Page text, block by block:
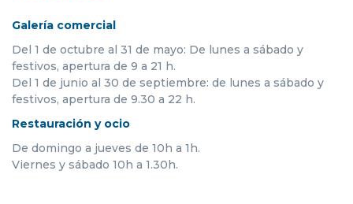
Galería comercial
Del 1 de octubre al 31 de mayo: De lunes a sábado y
festivos, apertura de 9 a 21 h.
Del 1 de junio al 30 de septiembre: de lunes a sábado y
festivos, apertura de 9.30 a 22 h.
Restauración y ocio
De domingo a jueves de 10h a 1h.
Viernes y sábado 10h a 1.30h.